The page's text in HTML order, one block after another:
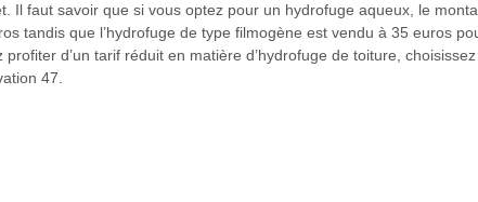
Il faut savoir que si vous optez pour un hydrofuge aqueux, le
tandis que l’hydrofuge de type filmogène est vendu à 35 euros
profiter d’un tarif réduit en matière d’hydrofuge de toiture,
47.